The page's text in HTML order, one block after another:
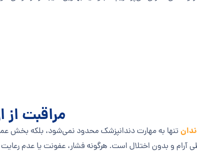
مراقبت
تنها به مهارت دندانپزشک محدود نمی‌شود، بلکه بخش
آرام و بدون اختلال است. هرگونه فشار، عفونت یا عدم